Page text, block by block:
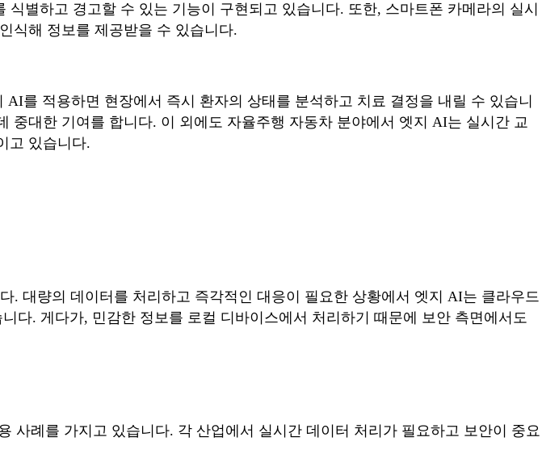
별하고 경고할 수 있는 기능이 구현되고 있습니다. 또한, 스마트폰 카메라의 실시
식해 정보를 제공받을 수 있습니다.
를 적용하면 현장에서 즉시 환자의 상태를 분석하고 치료 결정을 내릴 수 있습니
대한 기여를 합니다. 이 외에도 자율주행 자동차 분야에서 엣지 AI는 실시간 교
고 있습니다.
대량의 데이터를 처리하고 즉각적인 대응이 필요한 상황에서 엣지 AI는 클라우드
다. 게다가, 민감한 정보를 로컬 디바이스에서 처리하기 때문에 보안 측면에서도
례를 가지고 있습니다. 각 산업에서 실시간 데이터 처리가 필요하고 보안이 중요